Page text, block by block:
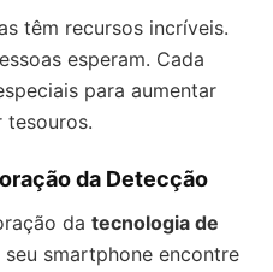
têm recursos incríveis.
esperam. Cada
para aumentar
tesouros.
da Detecção
da tecnologia de
smartphone encontre